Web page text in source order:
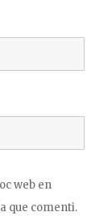
web en
que comenti.